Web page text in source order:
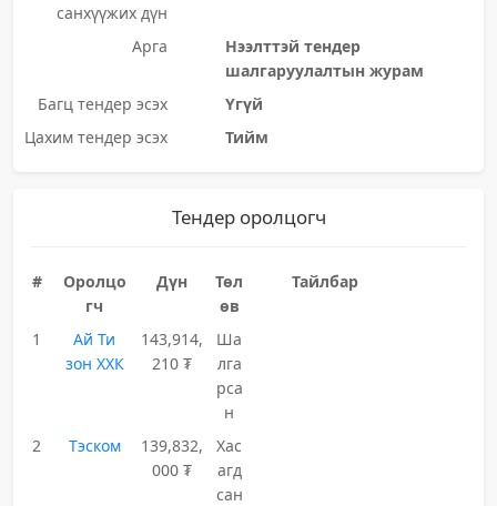
санхүүжих дүн
Арга
Нээлттэй тендер
шалгаруулалтын журам
Багц тендер эсэх
Үгүй
Цахим тендер эсэх
Тийм
Тендер оролцогч
#
Оролцо
гч
Дүн
Төл
өв
Тайлбар
1
Ай Ти
зон ХХК
143,914,
210 ₮
Ша
лга
рса
н
2
Тэском
139,832,
000 ₮
Хас
агд
сан